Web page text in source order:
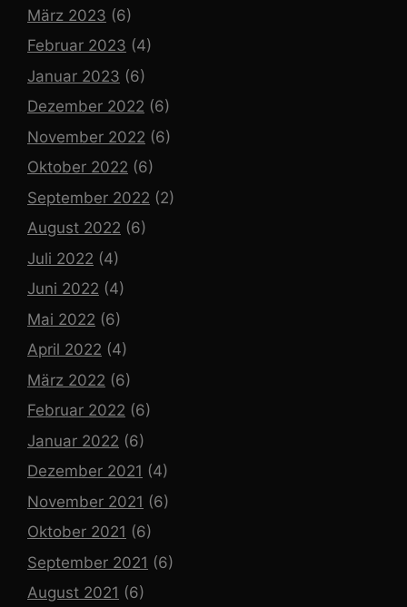
März 2023 (6)
Februar 2023 (4)
Januar 2023 (6)
Dezember 2022 (6)
November 2022 (6)
Oktober 2022 (6)
September 2022 (2)
August 2022 (6)
Juli 2022 (4)
Juni 2022 (4)
Mai 2022 (6)
April 2022 (4)
März 2022 (6)
Februar 2022 (6)
Januar 2022 (6)
Dezember 2021 (4)
November 2021 (6)
Oktober 2021 (6)
September 2021 (6)
August 2021 (6)